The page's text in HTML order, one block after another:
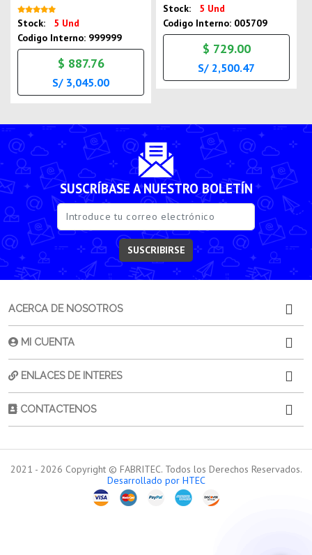
Stock:
5 Und
Codigo Interno: 999999
$ 887.76
S/ 3,045.00
Stock:
5 Und
Codigo Interno: 005709
$ 729.00
S/ 2,500.47
SUSCRÍBASE A NUESTRO BOLETÍN
SUSCRIBIRSE
ACERCA DE NOSOTROS
MI CUENTA
ENLACES DE INTERES
CONTACTENOS
2021 - 2026 Copyright © FABRITEC. Todos los Derechos Reservados.
Desarrollado por HTEC